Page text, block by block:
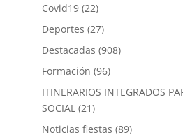
Covid19(22)
Deportes (27)
Destacadas (908)
Formación (96)
ITINERARIOS INTEGRADOS
SOCIAL(21)
Noticias fiestas (89)